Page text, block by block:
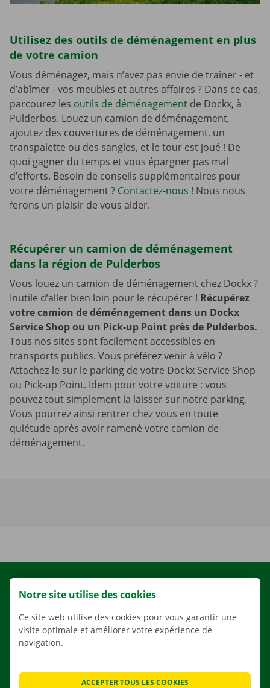
Utilisez des outils de déménagement en plus
de votre camion
Vous déménagez, mais n’avez pas envie de traîner - et
d’abîmer - vos meubles et autres affaires ? Dans ce cas,
parcourez les outils de déménagement de Dockx, à
Pulderbos. Louez un camion de déménagement,
ajoutez des couvertures de déménagement, un
transpalette ou des sangles, et le tour est joué ! De
quoi gagner du temps et vous épargner pas mal
d’efforts. Besoin de conseils supplémentaires pour
votre déménagement ? Contactez-nous ! Nous nous
ferons un plaisir de vous aider.
Récupérer un camion de déménagement
dans la région de Pulderbos
Vous louez un camion de déménagement chez Dockx ?
Inutile d’aller bien loin pour le récupérer ! Récupérez
votre camion de déménagement dans un Dockx
Service Shop ou un Pick-up Point près de Pulderbos.
Tous nos sites sont facilement accessibles en
transports publics. Vous préférez venir à vélo ?
Attachez-le sur le parking de votre Dockx Service Shop
ou Pick-up Point. Idem pour votre voiture : vous
pouvez tout simplement la laisser sur notre parking.
Vous pourrez ainsi rentrer chez vous en toute
quiétude après avoir ramené votre camion de
déménagement.
NOS SERVICES
SOLUTIONS DE DÉMÉNAGEMENT
Notre site utilise des cookies
Ce site web utilise des cookies pour vous garantir une
visite optimale et améliorer votre expérience de
navigation.
ACCEPTER TOUS LES COOKIES